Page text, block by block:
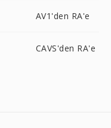
AV1'den RA'e
CAVS'den RA'e